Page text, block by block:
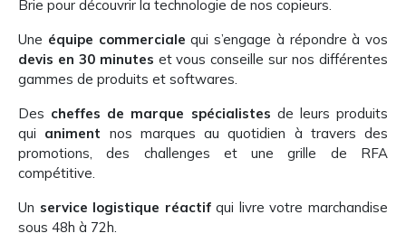
Brie pour découvrir la technologie de nos copieurs.
Une équipe commerciale qui s’engage à répondre à vos
devis en 30 minutes et vous conseille sur nos différentes
gammes de produits et softwares.
Des cheffes de marque spécialistes de leurs produits
qui animent nos marques au quotidien à travers des
promotions, des challenges et une grille de RFA
compétitive.
Un service logistique réactifqui livre votre marchandise
sous 48h à 72h.